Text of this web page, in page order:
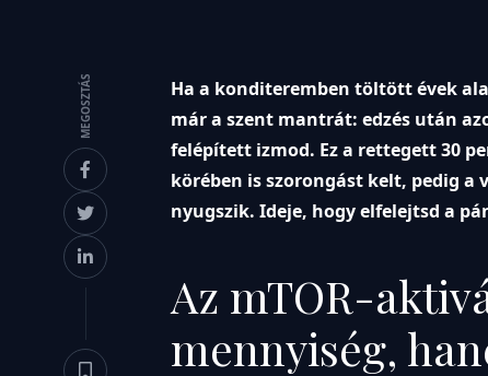
MEGOSZTÁS
Ha a konditeremben töltött évek
már a szent mantrát: edzés után
felépített izmod. Ez a rettegett 30
körében is szorongást kelt, pedig
nyugszik. Ideje, hogy elfelejtsd a
Az mTOR-
mennyiség,